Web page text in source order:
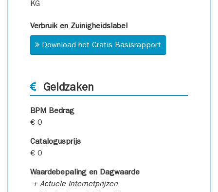
KG
Verbruik en Zuinigheidslabel
Download het Gratis Basisrapport
Geldzaken
BPM Bedrag
€ 0
Catalogusprijs
€ 0
Waardebepaling en Dagwaarde
+ Actuele Internetprijzen